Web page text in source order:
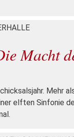
Macht
Mehr
elften Sinfonie